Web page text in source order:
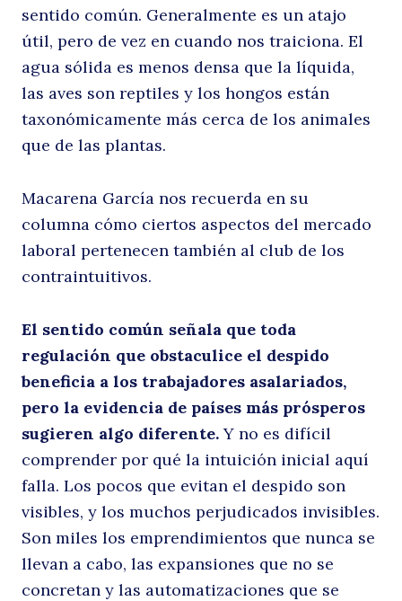
el
sentido común. Generalmente es un atajo
útil, pero de vez en cuando nos traiciona. El
agua sólida es menos densa que la líquida,
las aves son reptiles y los hongos están
taxonómicamente más cerca de los animales
que de las plantas.
Macarena García nos recuerda en su
columna cómo ciertos aspectos del mercado
laboral pertenecen también al club de los
contraintuitivos.
El sentido común señala que toda
regulación que obstaculice el despido
beneficia a los trabajadores asalariados,
pero la evidencia de países más prósperos
sugieren algo diferente.Y no es difícil
comprender por qué la intuición inicial aquí
falla. Los pocos que evitan el despido son
visibles, y los muchos perjudicados invisibles.
Son miles los emprendimientos que nunca se
llevan a cabo, las expansiones que no se
concretan y las automatizaciones que se